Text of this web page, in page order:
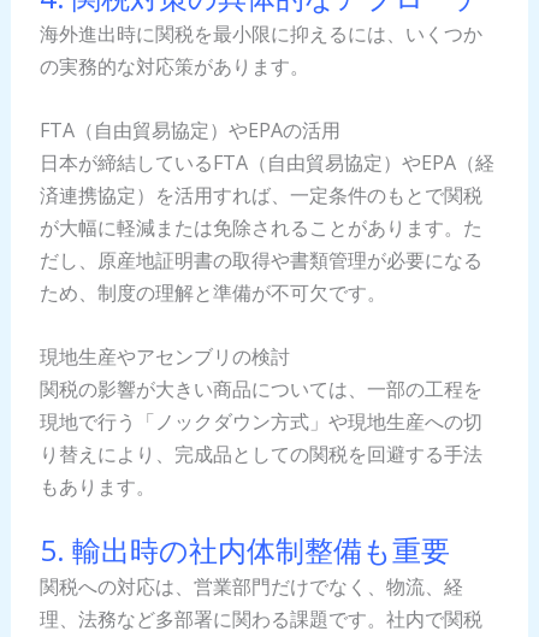
海外進出時に関税を最小限に抑えるには、いくつか
の実務的な対応策があります。
FTA（自由貿易協定）やEPAの活用
日本が締結しているFTA（自由貿易協定）やEPA（経
済連携協定）を活用すれば、一定条件のもとで関税
が大幅に軽減または免除されることがあります。た
だし、原産地証明書の取得や書類管理が必要になる
ため、制度の理解と準備が不可欠です。
現地生産やアセンブリの検討
関税の影響が大きい商品については、一部の工程を
現地で行う「ノックダウン方式」や現地生産への切
り替えにより、完成品としての関税を回避する手法
もあります。
5. 輸出時の社内体制整備も重要
関税への対応は、営業部門だけでなく、物流、経
理、法務など多部署に関わる課題です。社内で関税